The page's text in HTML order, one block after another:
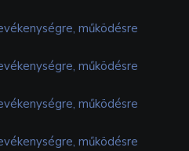
működésre
működésre
működésre
működésre